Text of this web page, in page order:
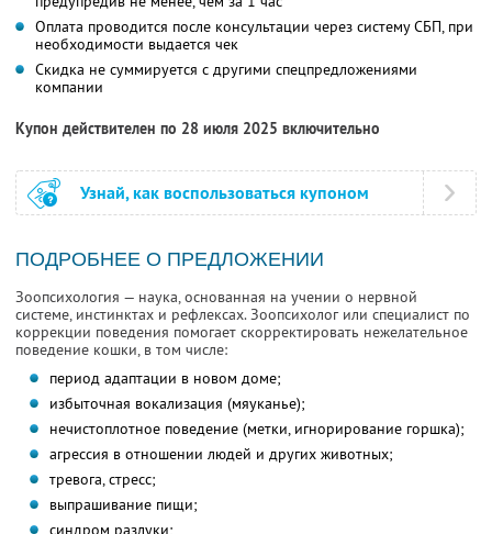
Оплата проводится после консультации через систему СБП, при
необходимости выдается чек
Скидка не суммируется с другими спецпредложениями
компании
Купон действителен по 28 июля 2025 включительно
Узнай, как воспользоваться купоном
ПОДРОБНЕЕ О ПРЕДЛОЖЕНИИ
Зоопсихология — наука, основанная на учении о нервной
системе, инстинктах и рефлексах. Зоопсихолог или специалист по
коррекции поведения помогает скорректировать нежелательное
поведение кошки, в том числе:
период адаптации в новом доме;
избыточная вокализация (мяуканье);
нечистоплотное поведение (метки, игнорирование горшка);
агрессия в отношении людей и других животных;
тревога, стресс;
выпрашивание пищи;
синдром разлуки;